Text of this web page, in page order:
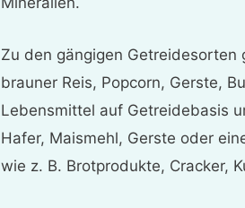
Zu den gängigen Getreidesorten
brauner Reis, Popcorn, Gerste,
Lebensmittel auf Getreidebasis
Hafer, Maismehl, Gerste oder
wie z. B. Brotprodukte, Cracker,